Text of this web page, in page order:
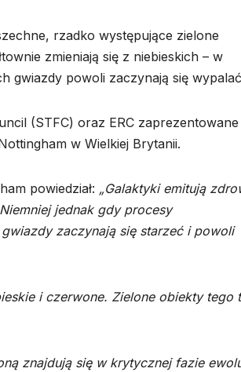
rzadko występujące zielone
zmieniają się z niebieskich – w
gwiazdy powoli zaczynają się
(STFC) oraz ERC zaprezentowane
w Wielkiej Brytanii.
powiedział: „Galaktyki emitują
jednak gdy procesy
zaczynają się starzeć i powoli
i czerwone. Zielone obiekty tego
znajdują się w krytycznej fazie